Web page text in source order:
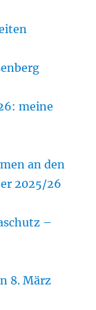
meine
an den
2025/26
–
8. März